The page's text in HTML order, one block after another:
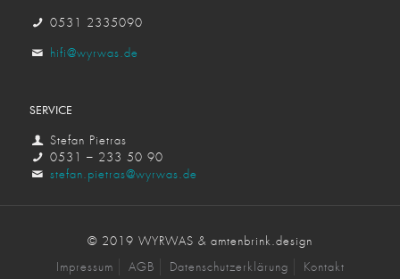
0531 2335090
hifi@wyrwas.de
SERVICE
Stefan Pietras
0531 – 233 50 90
stefan.pietras@wyrwas.de
© 2019 WYRWAS & amtenbrink.design
Impressum
AGB Datenschutzerklärung Kontakt